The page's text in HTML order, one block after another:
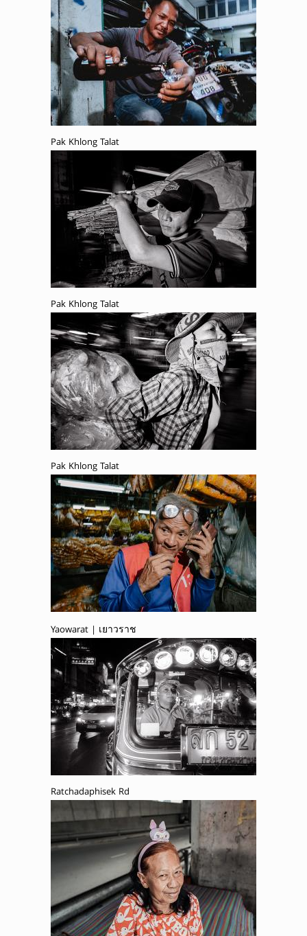
Pak Khlong Talat
Pak Khlong Talat
Pak Khlong Talat
Yaowarat | เยาวราช
Ratchadaphisek Rd